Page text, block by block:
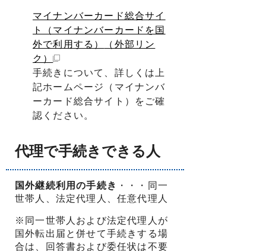
マイナンバーカード総合サイ
ト（マイナンバーカードを国
外で利用する）
（外部リン
ク）
手続きについて、詳しくは上
記ホームページ（マイナンバ
ーカード総合サイト）をご確
認ください。
代理で手続きできる人
国外継続利用の手続き ・・・同一
世帯人、法定代理人、任意代理人
※同一世帯人および法定代理人が
国外転出届と併せて手続きする場
合は、回答書および委任状は不要